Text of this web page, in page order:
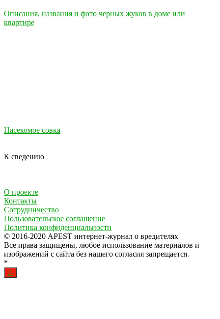
Описания, названия и фото черных жуков в доме или
квартире
Насекомое совка
К сведению
О проекте
Контакты
Сотрудничество
Пользовательское соглашение
Политика конфиденциальности
© 2016-2020 APEST интернет-журнал о вредителях
Все права защищены, любое использование материалов и
изображений с сайта без нашего согласия запрещается.
*